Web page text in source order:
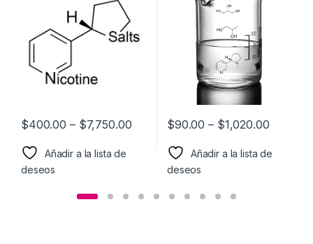
$400.00 – $7,750.00
Añadir a la lista de
deseos
$90.00 – $1,020.00
Añadir a la lista de
deseos